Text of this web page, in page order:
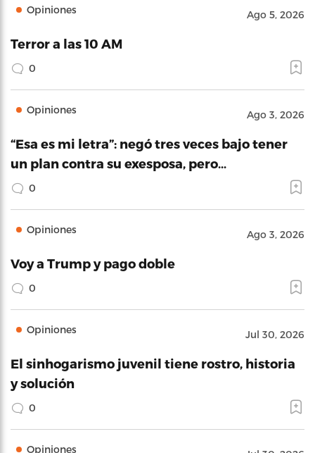
Opiniones Ago 5, 2026
Terror a las 10 AM
0
Opiniones Ago 3, 2026
“Esa es mi letra”: negó tres veces bajo tener
un plan contra su exesposa, pero…
0
Opiniones Ago 3, 2026
Voy a Trump y pago doble
0
Opiniones Jul 30, 2026
El sinhogarismo juvenil tiene rostro, historia
y solución
0
Opiniones